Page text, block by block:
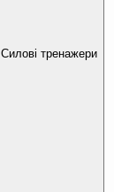
Силові тренажери